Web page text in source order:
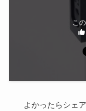
こ
よかったらシェ